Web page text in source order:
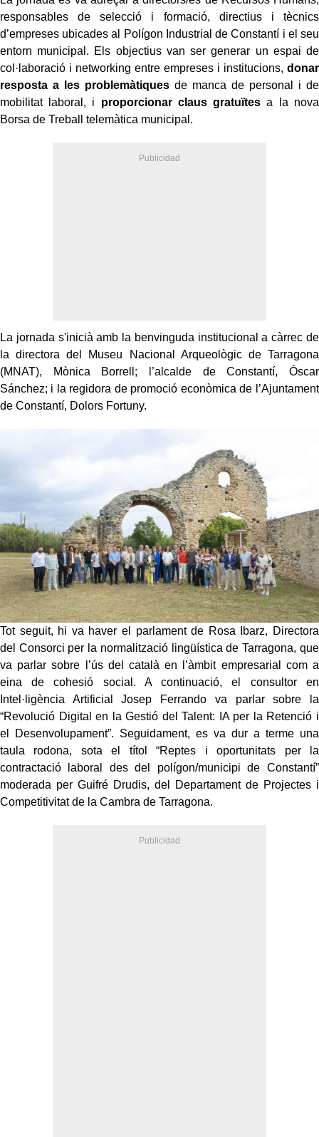
responsables de selecció i formació, directius i tècnics
d’empreses ubicades al Polígon Industrial de Constantí i el seu
entorn municipal. Els objectius van ser generar un espai de
col·laboració i networking entre empreses i institucions, donar
resposta a les problemàtiquesde manca de personal i de
mobilitat laboral, i proporcionar claus gratuïtes a la nova
Borsa de Treball telemàtica municipal.
La jornada s'inicià amb la benvinguda institucional a càrrec de
la directora del Museu Nacional Arqueològic de Tarragona
(MNAT), Mònica Borrell; l’alcalde de Constantí, Óscar
Sánchez; i la regidora de promoció econòmica de l’Ajuntament
de Constantí, Dolors Fortuny.
Tot seguit, hi va haver el parlament de Rosa Ibarz, Directora
del Consorci per la normalització lingüística de Tarragona, que
va parlar sobre l’ús del català en l’àmbit empresarial com a
eina de cohesió social. A continuació, el consultor en
Intel·ligència Artificial Josep Ferrando va parlar sobre la
“Revolució Digital en la Gestió del Talent: IA per la Retenció i
el Desenvolupament”. Seguidament, es va dur a terme una
taula rodona, sota el títol “Reptes i oportunitats per la
contractació laboral des del polígon/municipi de Constantí”
moderada per Guifré Drudis, del Departament de Projectes i
Competitivitat de la Cambra de Tarragona.